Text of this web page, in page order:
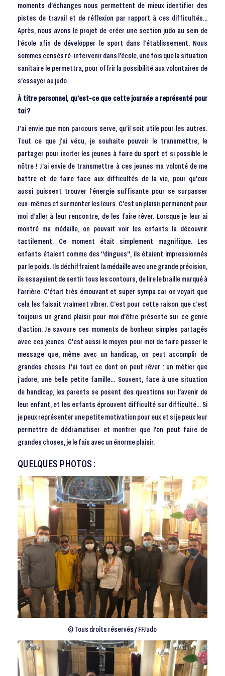
moments d’échanges nous permettent de mieux identifier des
pistes de travail et de réflexion par rapport à ces difficultés…
Après, nous avons le projet de créer une section judo au sein de
l’école afin de développer le sport dans l’établissement. Nous
sommes censés ré-intervenir dans l’école, une fois que la situation
sanitaire le permettra, pour offrir la possibilité aux volontaires de
s’essayer au judo.
À titre personnel, qu’est-ce que cette journée a représenté pour
toi ?
J’ai envie que mon parcours serve, qu’il soit utile pour les autres.
Tout ce que j’ai vécu, je souhaite pouvoir le transmettre, le
partager pour inciter les jeunes à faire du sport et si possible le
nôtre ! J’ai envie de transmettre à ces jeunes ma volonté de me
battre et de faire face aux difficultés de la vie, pour qu’eux
aussi puissent trouver l’énergie suffisante pour se surpasser
eux-mêmes et surmonter les leurs. C’est un plaisir permanent pour
moi d’aller à leur rencontre, de les faire rêver. Lorsque je leur ai
montré ma médaille, on pouvait voir les enfants la découvrir
tactilement. Ce moment était simplement magnifique. Les
enfants étaient comme des "dingues", ils étaient impressionnés
par le poids. Ils déchiffraient la médaille avec une grande précision,
ils essayaient de sentir tous les contours, de lire le braille marqué à
l’arrière. C’était très émouvant et super sympa car on voyait que
cela les faisait vraiment vibrer. C’est pour cette raison que c’est
toujours un grand plaisir pour moi d’être présente sur ce genre
d’action. Je savoure ces moments de bonheur simples partagés
avec ces jeunes. C’est aussi le moyen pour moi de faire passer le
message que, même avec un handicap, on peut accomplir de
grandes choses. J'ai tout ce dont on peut rêver : un métier que
j’adore, une belle petite famille… Souvent, face à une situation
de handicap, les parents se posent des questions sur l’avenir de
leur enfant, et les enfants éprouvent difficulté sur difficulté… Si
je peux représenter une petite motivation pour eux et si je peux leur
permettre de dédramatiser et montrer que l’on peut faire de
grandes choses, je le fais avec un énorme plaisir.
QUELQUES PHOTOS :
© Tous droits réservés / FFJudo